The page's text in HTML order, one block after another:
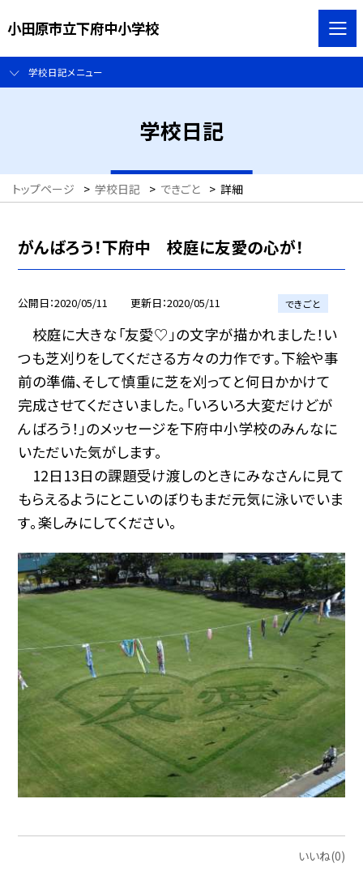
小田原市立下府中小学校
学校日記メニュー
学校日記
トップページ > 学校日記 > できごと > 詳細
がんばろう！下府中 校庭に友愛の心が！
公開日 2020/05/11 更新日 2020/05/11 できごと
校庭に大きな「友愛♡」の文字が描かれました！い
つも芝刈りをしてくださる方々の力作です。下絵や事
前の準備、そして慎重に芝を刈ってと何日かかけて
完成させてくださいました。「いろいろ大変だけどが
んばろう！」のメッセージを下府中小学校のみんなに
いただいた気がします。
12日13日の課題受け渡しのときにみなさんに見て
もらえるようにとこいのぼりもまだ元気に泳いでいま
す。楽しみにしてください。
いいね(0)